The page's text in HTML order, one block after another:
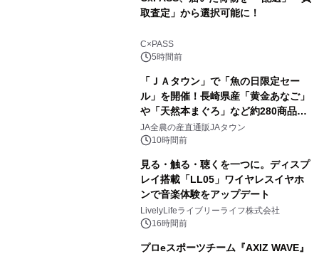
取査定」から選択可能に！
C×PASS
5時間前
「ＪＡタウン」で「魚の日限定セー
ル」を開催！長崎県産「黄金あなご」
や「天然本まぐろ」など約280商品を
販売！～毎月１０日の定例企画～
JA全農の産直通販JAタウン
10時間前
見る・触る・聴くを一つに。ディスプ
レイ搭載「LL05」ワイヤレスイヤホ
ンで音楽体験をアップデート
LivelyLifeライブリーライフ株式会社
16時間前
プロeスポーツチーム『AXIZ WAVE』